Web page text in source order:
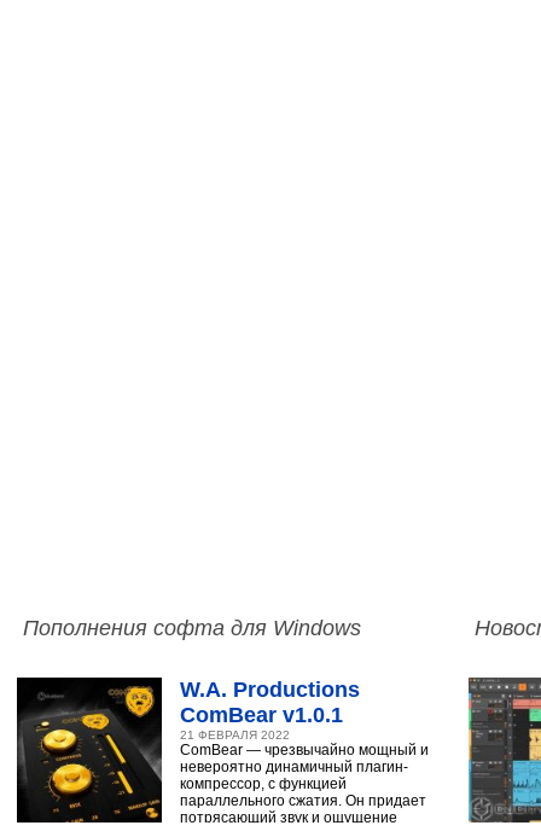
Пополнения софта для Windows
W.A. Productions
ComBear v1.0.1
21 ФЕВРАЛЯ 2022
ComBear — чрезвычайно мощный и
невероятно динамичный плагин-
компрессор, с функцией
параллельного сжатия. Он придает
потрясающий звук и ощущение